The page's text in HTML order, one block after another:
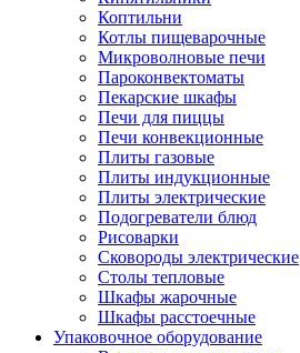
Коптильни
Котлы пищеварочные
Микроволновые печи
Пароконвектоматы
Пекарские шкафы
Печи для пиццы
Печи конвекционные
Плиты газовые
Плиты индукционные
Плиты электрические
Подогреватели блюд
Рисоварки
Сковороды электрические
Столы тепловые
Шкафы жарочные
Шкафы расстоечные
Упаковочное оборудование